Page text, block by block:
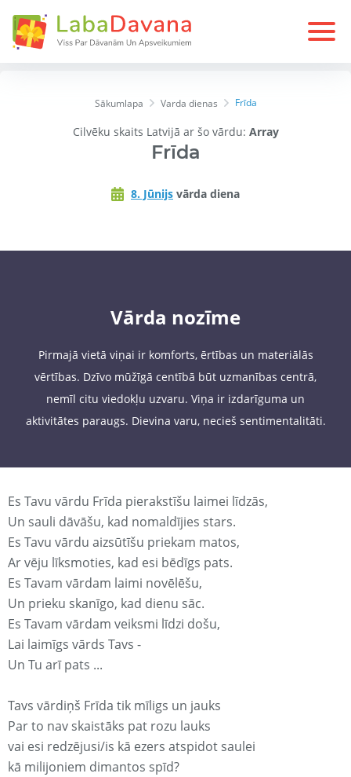
Sākumlapa Varda dienas Frīda
Cilvēku skaits Latvijā ar šo vārdu: Array
Frīda
8. Jūnijs vārda diena
Vārda nozīme
Pirmajā vietā viņai ir komforts, ērtības un materiālās
vērtības. Dzīvo mūžīgā centībā būt uzmanības centrā,
nemīl citu viedokļu uzvaru. Viņa ir izdarīguma un
aktivitātes paraugs. Dievina varu, necieš sentimentalitāti.
Es Tavu vārdu Frīda pierakstīšu laimei līdzās,
Un sauli dāvāšu, kad nomaldījies stars.
Es Tavu vārdu aizsūtīšu priekam matos,
Ar vēju līksmoties, kad esi bēdīgs pats.
Es Tavam vārdam laimi novēlēšu,
Un prieku skanīgo, kad dienu sāc.
Es Tavam vārdam veiksmi līdzi došu,
Lai laimīgs vārds Tavs -
Un Tu arī pats ...
Tavs vārdiņš Frīda tik mīligs un jauks
Par to nav skaistāks pat rozu lauks
vai esi redzējusi/is kā ezers atspidot saulei
kā milijoniem dimantos spīd?